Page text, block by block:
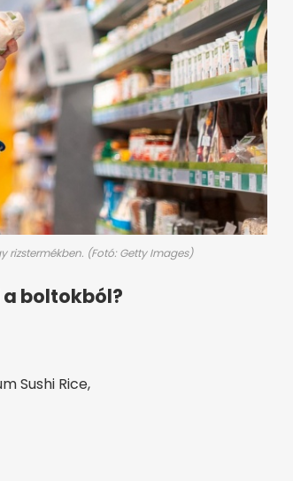
rizstermékben. (Fotó: Getty Images)
boltokból?
Sushi Rice,